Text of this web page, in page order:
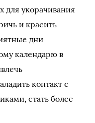
для укорачивания
и красить
дни
календарю в
контакт с
стать более